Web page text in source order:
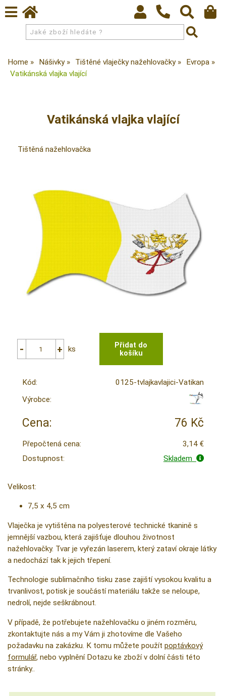
Home Nášivky Tištěné vlaječky nažehlovačky
Evropa
Vatikánská vlajka vlající
Vatikánská vlajka vlající
Tištěná nažehlovačka
ks
Kód:
0125-tvlajkavlajici-Vatikan
Výrobce:
Cena: 76 Kč
Přepočtená cena:
3,14 €
Dostupnost:
Skladem
Velikost:
7,5 x 4,5 cm
Vlaječka je vytištěna na polyesterové technické tkanině s
jemnější vazbou, která zajišťuje dlouhou životnost
nažehlovačky. Tvar je vyřezán laserem, který zataví okraje látky
a nedochází tak k jejich třepení.
Technologie sublimačního tisku zase zajiští vysokou kvalitu a
trvanlivost, potisk je součástí materiálu takže se neloupe,
nedrolí, nejde seškrábnout.
V případě, že potřebujete nažehlovačku o jiném rozměru,
zkontaktujte nás a my Vám ji zhotovíme dle Vašeho
požadavku na zakázku. K tomu můžete použít poptávkový
formulář, nebo vyplnění Dotazu ke zboží v dolní části této
stránky..